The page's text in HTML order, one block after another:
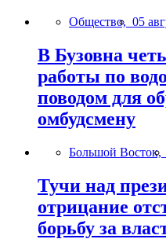
Общество, 05
В Бузовна
работы по
поводом для
омбудсмену
Большой Восток,
Тучи над
отрицание
борьбу за